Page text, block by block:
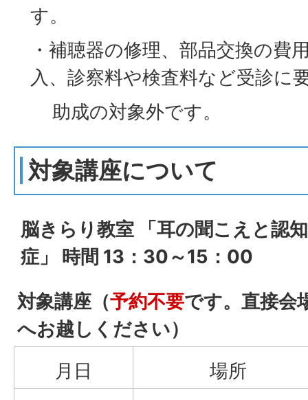
す。
・補聴器の修理、部品交換の費
入、診察料や検査料など受診に
助成の対象外です。
対象講座について
脳きらり教室 「耳の聞こえと認知
症」 時間 13：30～15：00
対象講座（予約不要です。直接会
へお越しください）
月日
場所